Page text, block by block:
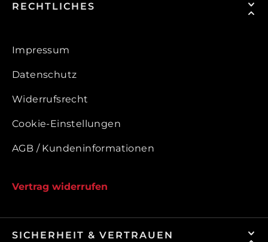
RECHTLICHES
Impressum
Datenschutz
Widerrufsrecht
Cookie-Einstellungen
AGB / Kundeninformationen
Vertrag widerrufen
SICHERHEIT & VERTRAUEN